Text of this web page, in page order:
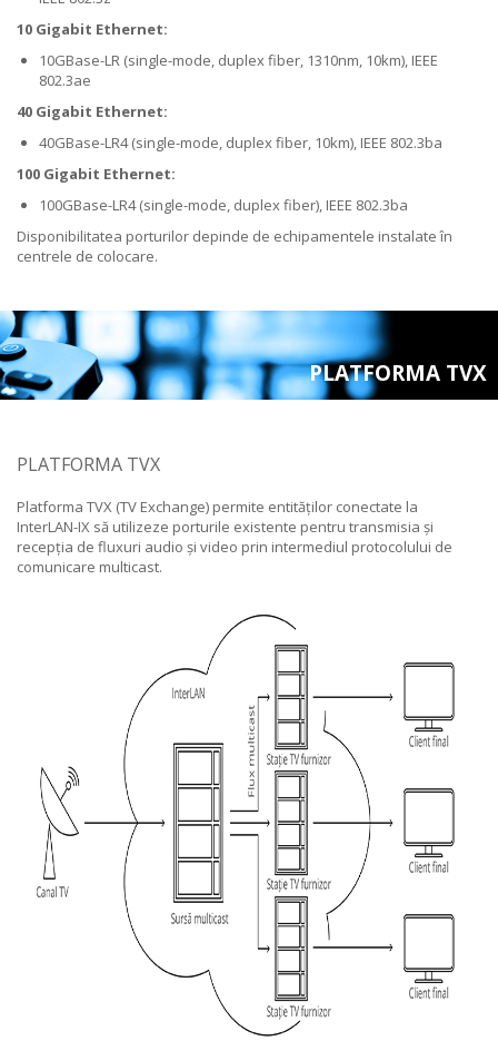
10 Gigabit Ethernet:
10GBase-LR (single-mode, duplex fiber, 1310nm, 10km), IEEE
802.3ae
40 Gigabit Ethernet:
40GBase-LR4 (single-mode, duplex fiber, 10km), IEEE 802.3ba
100 Gigabit Ethernet:
100GBase-LR4 (single-mode, duplex fiber), IEEE 802.3ba
Disponibilitatea porturilor depinde de echipamentele instalate în
centrele de colocare.
PLATFORMA TVX
PLATFORMA TVX
Platforma TVX (TV Exchange) permite entităților conectate la
InterLAN-IX să utilizeze porturile existente pentru transmisia și
recepția de fluxuri audio și video prin intermediul protocolului de
comunicare multicast.